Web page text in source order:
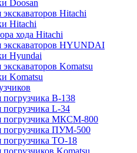
Doosan
экскаваторов Hitachi
Hitachi
хода Hitachi
экскаваторов HYUNDAI
Hyundai
экскаваторов Komatsu
Komatsu
погрузчика B-138
погрузчика L-34
погрузчика МКСМ-800
погрузчика ПУМ-500
погрузчика ТО-18
погрузчиков Komatsu